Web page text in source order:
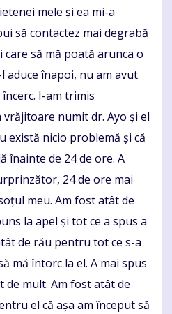
mele și ea mi-a
să contactez mai degrabă
să mă poată arunca o
aduce înapoi, nu am avut
I-am trimis
vrăjitoare numit dr. Ayo și el
există nicio problemă și că
înainte de 24 de ore. A
24 de ore mai
meu. Am fost atât de
la apel și tot ce a spus a
de rău pentru tot ce s-a
mă întorc la el. A mai spus
de mult. Am fost atât de
el că așa am început să